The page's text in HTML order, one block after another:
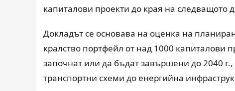
капиталови проекти до края на следващото
Докладът се основава на оценка на
кралство портфейл от над 1000 капиталови
започнат или да бъдат завършени до 2040
транспортни схеми до енергийна